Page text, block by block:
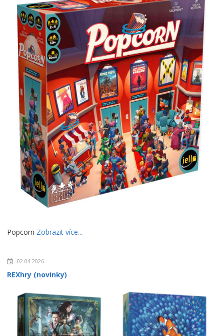
Popcorn Zobrazit více...
02.04.2026
REXhry (novinky)